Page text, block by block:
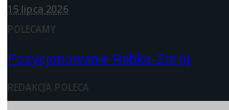
15 lipca 2026
POLECAMY
Pozycjonowanie Rabka-Zdrój
REDAKCJA POLECA